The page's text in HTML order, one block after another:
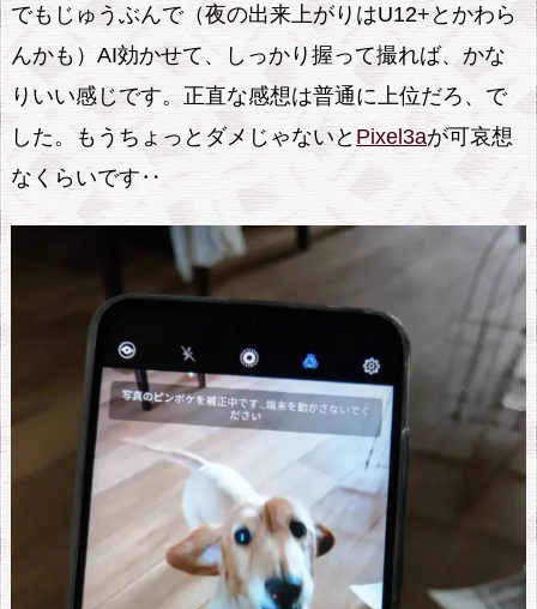
t
e
3
でもじゅうぶんで（夜の出来上がりはU12+とかわら
んかも）AI効かせて、しっかり握って撮れば、かな
りいい感じです。正直な感想は普通に上位だろ、で
した。もうちょっとダメじゃないと Pixel3aが可哀想
なくらいです‥